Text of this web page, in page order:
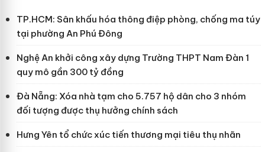
TP.HCM: Sân khấu hóa thông điệp phòng, chống ma túy
tại phường An Phú Đông
Nghệ An khởi công xây dựng Trường THPT Nam Đàn 1
quy mô gần 300 tỷ đồng
Đà Nẵng: Xóa nhà tạm cho 5.757 hộ dân cho 3 nhóm
đối tượng được thụ hưởng chính sách
Hưng Yên tổ chức xúc tiến thương mại tiêu thụ nhãn